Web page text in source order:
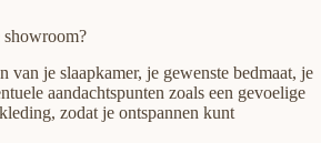
showroom?
van je slaapkamer, je gewenste bedmaat, je
aandachtspunten zoals een gevoelige
zodat je ontspannen kunt